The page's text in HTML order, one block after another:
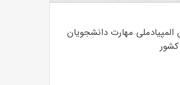
مهارت دانشجویان